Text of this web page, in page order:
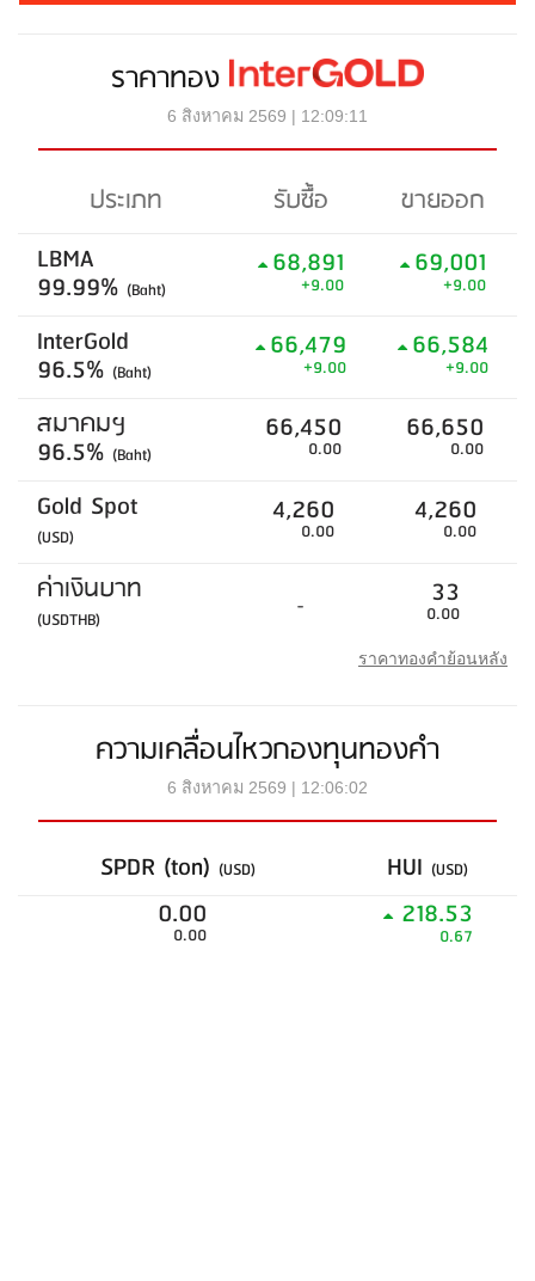
ราคาทอง
6 สิงหาคม 2569 | 12:09:11
ประเภท รับซื้อ
ขายออก
LBMA
99.99% (Baht)
68,891
+9.00
69,001
+9.00
InterGold
96.5% (Baht)
66,479
+9.00
66,584
+9.00
สมาคมฯ
96.5% (Baht)
66,450
0.00
66,650
0.00
Gold Spot
(USD)
4,260
0.00
4,260
0.00
ค่าเงินบาท
(USDTHB) - 33
0.00
ราคาทองคำย้อนหลัง
ความเคลื่อนไหวกองทุนทองคำ
6 สิงหาคม 2569 | 12:06:02
SPDR (ton) (USD) HUI (USD)
0.00
0.00
218.53
0.67